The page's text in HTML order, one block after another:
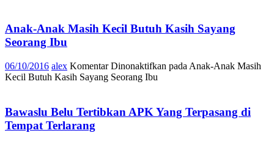
Anak-Anak Masih Kecil Butuh Kasih Sayang
Seorang Ibu
06/10/2016 alex Komentar Dinonaktifkan pada Anak-Anak Masih
Kecil Butuh Kasih Sayang Seorang Ibu
Bawaslu Belu Tertibkan APK Yang Terpasang di
Tempat Terlarang